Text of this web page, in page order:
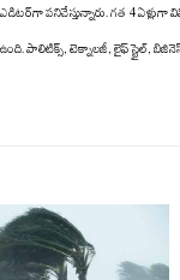
పనిచేస్తున్నారు. గత 4
పాలిటిక్స్‌, టెక్నాలజీ, లైఫ్‌ స్టైల్‌,